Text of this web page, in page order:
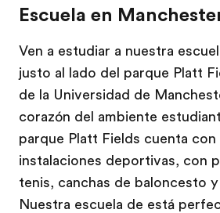
Escuela en
Ven a estudiar a nuestra
justo al lado del parque Platt
de la Universidad de
corazón del ambiente
parque Platt Fields cuenta
instalaciones deportivas, con
tenis, canchas de baloncesto
Nuestra escuela de está